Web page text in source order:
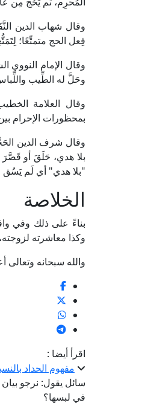
فِعل الحج متمتِّعًا؛
وحَلَّ له الطِّيب
بمحظورات الإحرام
بلا هدي، حَلَقَ أو
"بلا هدي" أي لَم يَسُق
الخلاصة
بناءً على ذلك وفي
وكذا معاشرته
والله سبحانه وتعالى
اقرأ أيضا :
مفهوم الحداد
سائل يقول: نرجو بيان
في لبسها؟